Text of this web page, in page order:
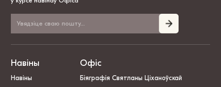
Навіны
Навіны
Офіс
Біяграфія Святланы Ціханоўскай